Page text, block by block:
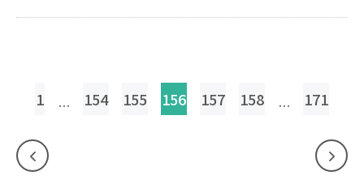
稿
ナ
1 … 154 155 156 157 158 … 171